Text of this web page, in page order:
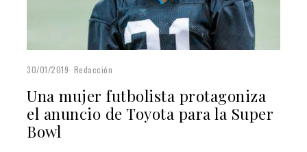
30/01/2019 Redacción
Una mujer futbolista protagoniza
el anuncio de Toyota para la Super
Bowl